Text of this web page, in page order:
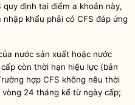
định tại điểm a khoản này,
khẩu phải có CFS đáp ứng
nước sản xuất hoặc nước
còn thời hạn hiệu lực (bản
hợp CFS không nêu thời
24 tháng kể từ ngày cấp;